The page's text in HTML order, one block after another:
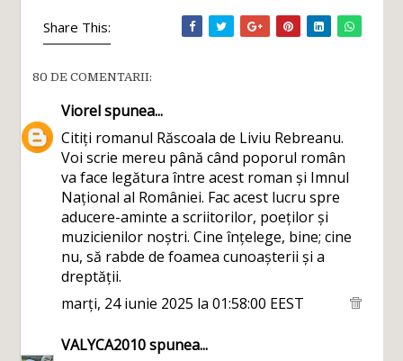
Share This:
80 DE COMENTARII:
Viorelspunea...
Citiți romanul Răscoala de Liviu Rebreanu.
Voi scrie mereu până când poporul român
va face legătura între acest roman și Imnul
Național al României. Fac acest lucru spre
aducere-aminte a scriitorilor, poeților și
muzicienilor noștri. Cine înțelege, bine; cine
nu, să rabde de foamea cunoașterii și a
dreptății.
marți, 24 iunie 2025 la 01:58:00 EEST
VALYCA2010spunea...